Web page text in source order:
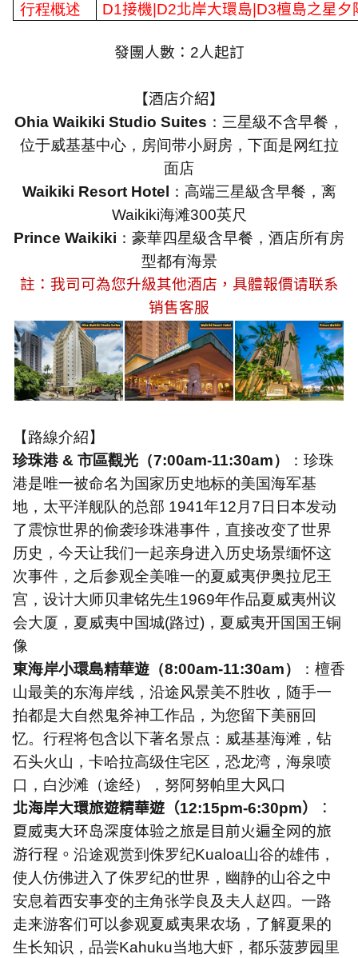
行程概述
D1接機 |D2北岸大環島 |D3檀島之星夕
發團人數： 2人起訂
【酒店介紹】
Ohia Waikiki Studio Suites ：三星級不含早餐，
位于威基基中心，房间带小厨房，下面是网红拉
面店
Waikiki Resort Hotel
：高端三星級含早餐，离
Waikiki海滩300英尺
Prince Waikiki ：豪華四星級含早餐，酒店所有房
型都有海景
註：我司可為您升級其他酒店，具體報價请联系
销售客服
【路線介紹】
珍珠港& 市區觀光（7:00am-11:30am）
：珍珠
港是唯一被命名为国家历史地标的美国海军基
地，太平洋舰队的总部 1941年12 月 7 日日本发动
了震惊世界的偷袭珍珠港事件，直接改变了世界
历史，今天让我们一起亲身进入历史场景缅怀这
次事件，之后参观全美唯一的夏威夷伊奥拉尼王
宫，设计大师贝聿铭先生1969年作品夏威夷州议
会大厦，夏威夷中国城(路过) ，夏威夷开国国王铜
像
東海岸小環島精華遊（8:00am-11:30am）
：檀香
山最美的东海岸线，沿途风景美不胜收，随手一
拍都是大自然鬼斧神工作品，为您留下美丽回
忆。行程将包含以下著名景点：威基基海滩，钻
石头火山，卡哈拉高级住宅区，恐龙湾，海泉喷
口，白沙滩（途经），努阿努帕里大风口
北海岸大環旅遊精華遊（12:15pm-6:30pm）
：
夏威夷大环岛深度体验之旅是目前火遍全网的旅
游行程。 沿途观赏到侏罗纪Kualoa山谷的雄伟，
使人仿佛进入了侏罗纪的世界，幽静的山谷之中
安息着西安事变的主角张学良及夫人赵四。一路
走来游客们可以参观夏威夷果农场，了解夏果的
生长知识，品尝Kahuku当地大虾，都乐菠萝园里